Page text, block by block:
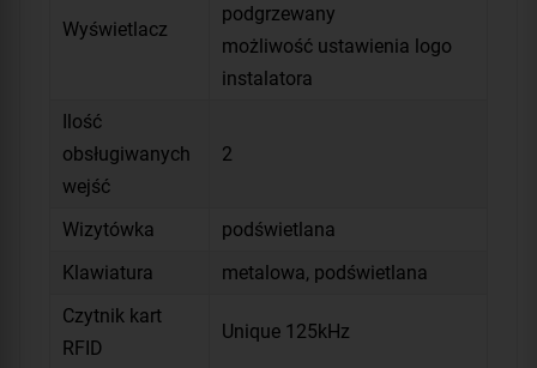
Wyświetlacz
podgrzewany
możliwość ustawienia logo
instalatora
Ilość
obsługiwanych
wejść
2
Wizytówka
podświetlana
Klawiatura
metalowa, podświetlana
Czytnik kart
RFID
Unique 125kHz